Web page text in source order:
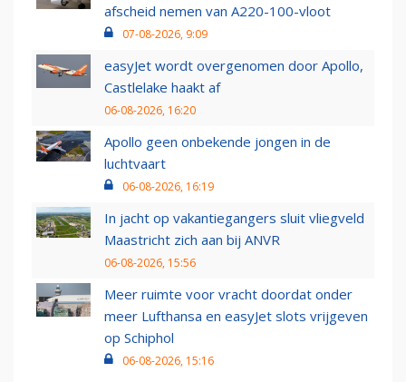
afscheid nemen van A220-100-vloot
07-08-2026, 9:09
easyJet wordt overgenomen door Apollo,
Castlelake haakt af
06-08-2026, 16:20
Apollo geen onbekende jongen in de
luchtvaart
06-08-2026, 16:19
In jacht op vakantiegangers sluit vliegveld
Maastricht zich aan bij ANVR
06-08-2026, 15:56
Meer ruimte voor vracht doordat onder
meer Lufthansa en easyJet slots vrijgeven
op Schiphol
06-08-2026, 15:16